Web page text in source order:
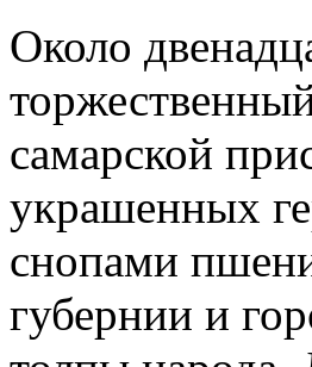
Около
самарской
украшенных
снопами
губернии и